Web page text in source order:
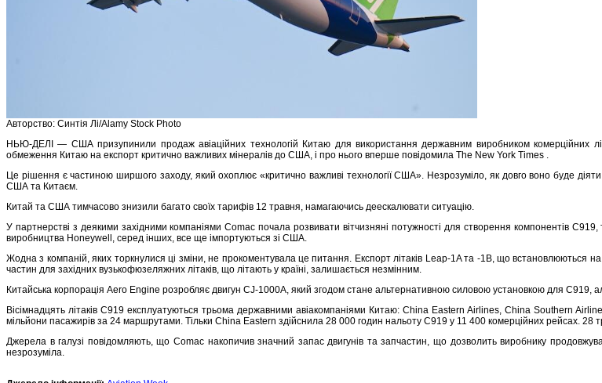
Авторство: Синтія Лі/Alamy Stock Photo
НЬЮ-ДЕЛІ — США призупинили продаж авіаційних технологій Китаю для використання державним виробником комерційних
обмеження Китаю на експорт критично важливих мінералів до США, і про нього вперше повідомила The New York Times .
Це рішення є частиною ширшого заходу, який охоплює «критично важливі технології США». Незрозуміло, як довго воно буде
США та Китаєм.
Китай та США тимчасово знизили багато своїх тарифів 12 травня, намагаючись деескалювати ситуацію.
У партнерстві з деякими західними компаніями Comac почала розвивати вітчизняні потужності для створення компонентів
виробництва Honeywell, серед інших, все ще імпортуються зі США.
Жодна з компаній, яких торкнулися ці зміни, не прокоментувала це питання. Експорт літаків Leap-1A та -1B, що встановлюються
частин для західних вузькофюзеляжних літаків, що літають у країні, залишається незмінним.
Китайська корпорація Aero Engine розробляє двигун CJ-1000A, який згодом стане альтернативною силовою установкою для C919,
Вісімнадцять літаків C919 експлуатуються трьома державними авіакомпаніями Китаю: China Eastern Airlines, China Southern
мільйони пасажирів за 24 маршрутами. Тільки China Eastern здійснила 28 000 годин нальоту C919 у 11 400 комерційних рейсах. 28
Джерела в галузі повідомляють, що Comac накопичив значний запас двигунів та запчастин, що дозволить виробнику
незрозуміла.